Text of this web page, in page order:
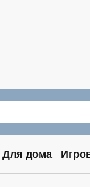
Для дома